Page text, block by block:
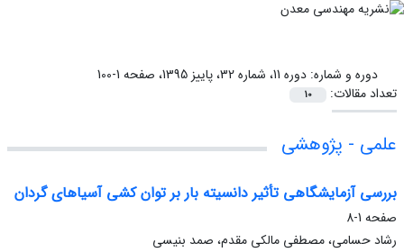
دوره و شماره:دوره 11، شماره 32، پاییز 1395، صفحه 1-100
تعداد مقالات:
10
علمی - پژوهشی
بررسی آزمایشگاهی تأثیر دانسیته بار بر توان کشی آسیاهای گردان
صفحه 1-8
رشاد حسامی، مصطفی مالکی مقدم، صمد بنیسی